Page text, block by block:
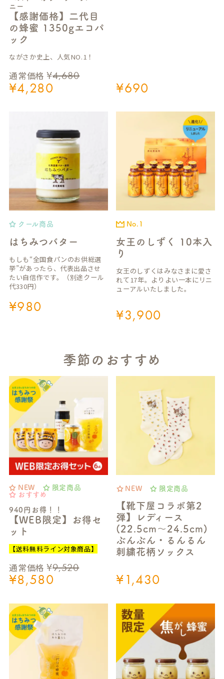
ニー
【感謝価格】二代目
の蜂蜜 1350gエコパ
ック
通常価格 ¥4,680
¥4,280
ながさか史上、人気NO.1！
¥690
はちみつバター
クール商品
¥980
もしも“全国食パンのお供総選
挙”があったら、代表出品させ
たい自信作です。（別途クール
代330円）
女王のしずく 10本入
り
No.1
¥3,900
女王のしずくはみなさまに愛さ
れて17年。よりよい一本にリニ
ューアルいたしました。
季節のおすすめ
940円お得！！
【WEB限定】お得セ
ット
NEW
限定商品
おすすめ
通常価格 ¥9,520
¥8,580
【送料無料ライン対象商品】
【靴下屋コラボ第2
弾】レディース
(22.5cm～24.5cm)
ぶんぶん・るんるん
刺繍花柄ソックス
NEW 限定商品
¥1,430